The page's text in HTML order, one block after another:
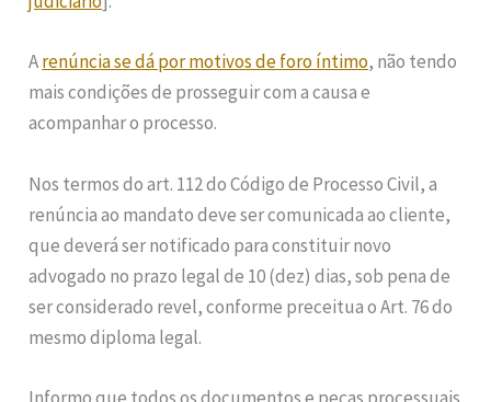
Arenúncia se dá por motivos de foro íntimo, não tendo
mais condições de prosseguir com a causa e
acompanhar o processo.
Nos termos do art. 112 do Código de Processo Civil, a
renúncia ao mandato deve ser comunicada ao cliente,
que deverá ser notificado para constituir novo
advogado no prazo legal de 10 (dez) dias, sob pena de
ser considerado revel, conforme preceitua o Art. 76 do
mesmo diploma legal.